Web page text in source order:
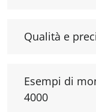
Qualità e
Esempi di
4000